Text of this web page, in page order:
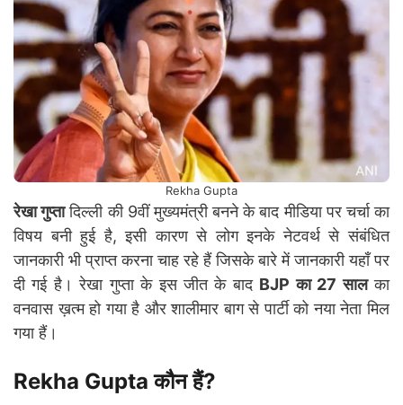
Rekha Gupta
रेखा गुप्तादिल्ली की 9वीं मुख्यमंत्री बनने के बाद मीडिया पर चर्चा का
विषय बनी हुई है, इसी कारण से लोग इनके नेटवर्थ से संबंधित
जानकारी भी प्राप्त करना चाह रहे हैं जिसके बारे में जानकारी यहाँ पर
दी गई है। रेखा गुप्ता के इस जीत के बाद BJP का 27 सालका
वनवास ख़त्म हो गया है और शालीमार बाग से पार्टी को नया नेता मिल
गया हैं।
Rekha Gupta कौन हैं?